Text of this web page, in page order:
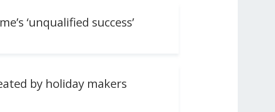
‘unqualified success’
by holiday makers